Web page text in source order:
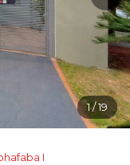
1/ 19
I